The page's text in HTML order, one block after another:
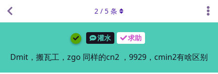
灌水 求助
Dmit，搬瓦工，zgo 同样的cn2 ，9929，cmin2有啥区别
2 / 5 条